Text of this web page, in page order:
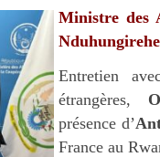
Ministre des
Nduhungirehe
Entretien
étrangères,
présence d’
France au